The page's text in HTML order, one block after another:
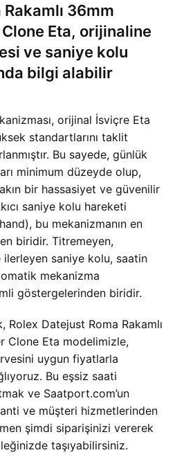
36mm
Eta, orijinaline
ve saniye kolu
bilgi alabilir
orijinal İsviçre Eta
standartlarını taklit
Bu sayede, günlük
minimum düzeyde olup,
bir hassasiyet ve güvenilir
saniye kolu hareketi
bu mekanizmanın en
biridir. Titremeyen,
saniye kolu, saatin
mekanizma
göstergelerinden biridir.
Datejust Roma Rakamlı
Clone Eta modelimizle,
uygun fiyatlarla
Bu eşsiz saati
ve Saatport.com’un
ve müşteri hizmetlerinden
şimdi siparişinizi vererek
taşıyabilirsiniz.